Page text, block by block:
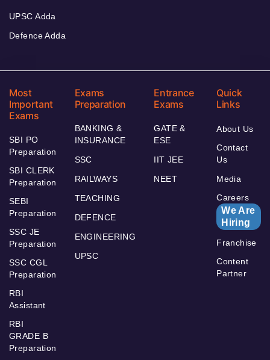
UPSC Adda
Defence Adda
Most
Important
Exams
SBI PO
Preparation
SBI CLERK
Preparation
SEBI
Preparation
SSC JE
Preparation
SSC CGL
Preparation
RBI
Assistant
RBI
GRADE B
Preparation
Exams
Preparation
BANKING &
INSURANCE
SSC
RAILWAYS
TEACHING
DEFENCE
ENGINEERING
UPSC
Entrance
Exams
GATE &
ESE
IIT JEE
NEET
Quick
Links
About Us
Contact
Us
Media
Careers
We Are
Hiring
Franchise
Content
Partner